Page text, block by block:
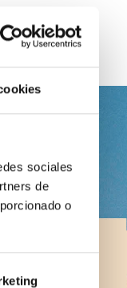
sociales
de
o